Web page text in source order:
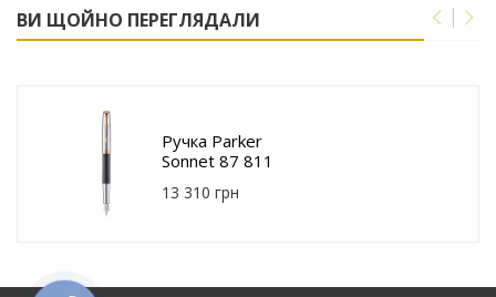
ВИ ЩОЙНО ПЕРЕГЛЯДАЛИ
Ручка Parker
Sonnet 87 811
13 310 грн